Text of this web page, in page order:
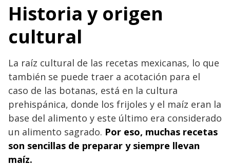
Historia y origen
cultural
La raíz cultural de las recetas mexicanas, lo que
también se puede traer a acotación para el
caso de las botanas, está en la cultura
prehispánica, donde los frijoles y el maíz eran la
base del alimento y este último era considerado
un alimento sagrado. Por eso, muchas recetas
son sencillas de preparar y siempre llevan
maíz.